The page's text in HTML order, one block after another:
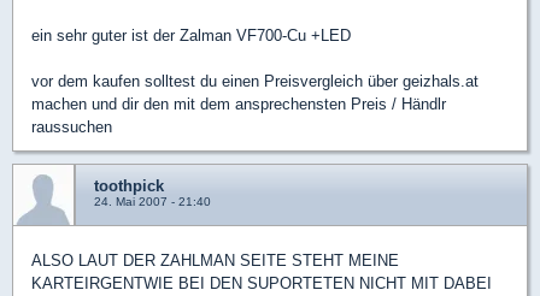
ein sehr guter ist der Zalman VF700-Cu +LED
vor dem kaufen solltest du einen Preisvergleich über geizhals.at
machen und dir den mit dem ansprechensten Preis / Händlr
raussuchen
toothpick
24. Mai 2007 - 21:40
ALSO LAUT DER ZAHLMAN SEITE STEHT MEINE
KARTEIRGENTWIE BEI DEN SUPORTETEN NICHT MIT DABEI